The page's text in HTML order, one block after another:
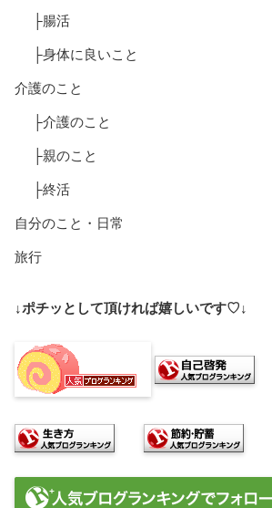
├腸活
├身体に良いこと
介護のこと
├介護のこと
├親のこと
├終活
自分のこと・日常
旅行
↓ポチッとして頂ければ嬉しいです♡↓